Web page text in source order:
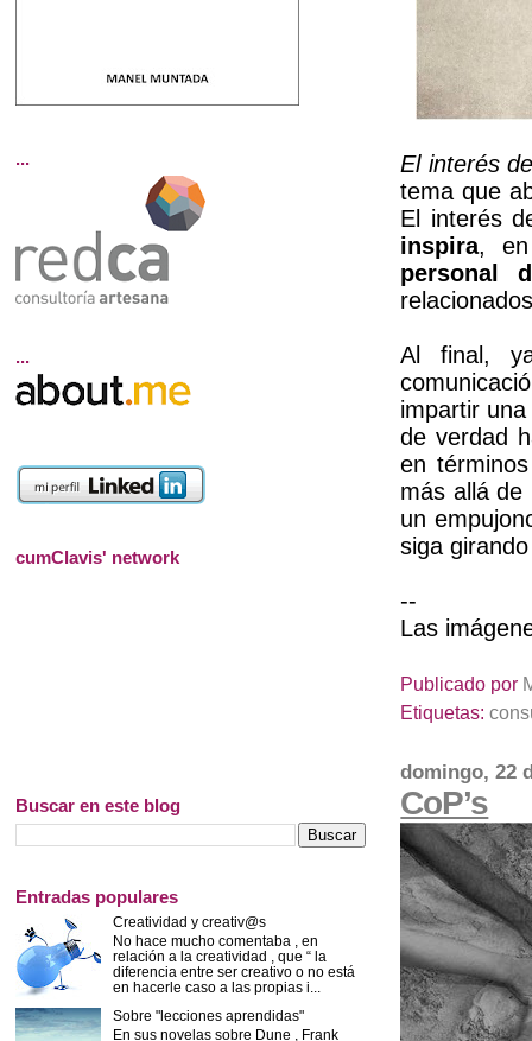
El interés
tema que
El interés
inspira,
personal
Al final,
impartir
de verdad
en
más allá de
un
siga
--
Las
Publicado por
Etiquetas:
domingo, 22
CoP’s
...
...
cumClavis' network
Buscar en este blog
Entradas populares
Creatividad y creativ@s
No hace mucho comentaba , en
relación a la creatividad , que “ la
diferencia entre ser creativo o no está
en hacerle caso a las propias i...
Sobre "lecciones aprendidas"
En sus novelas sobre Dune , Frank